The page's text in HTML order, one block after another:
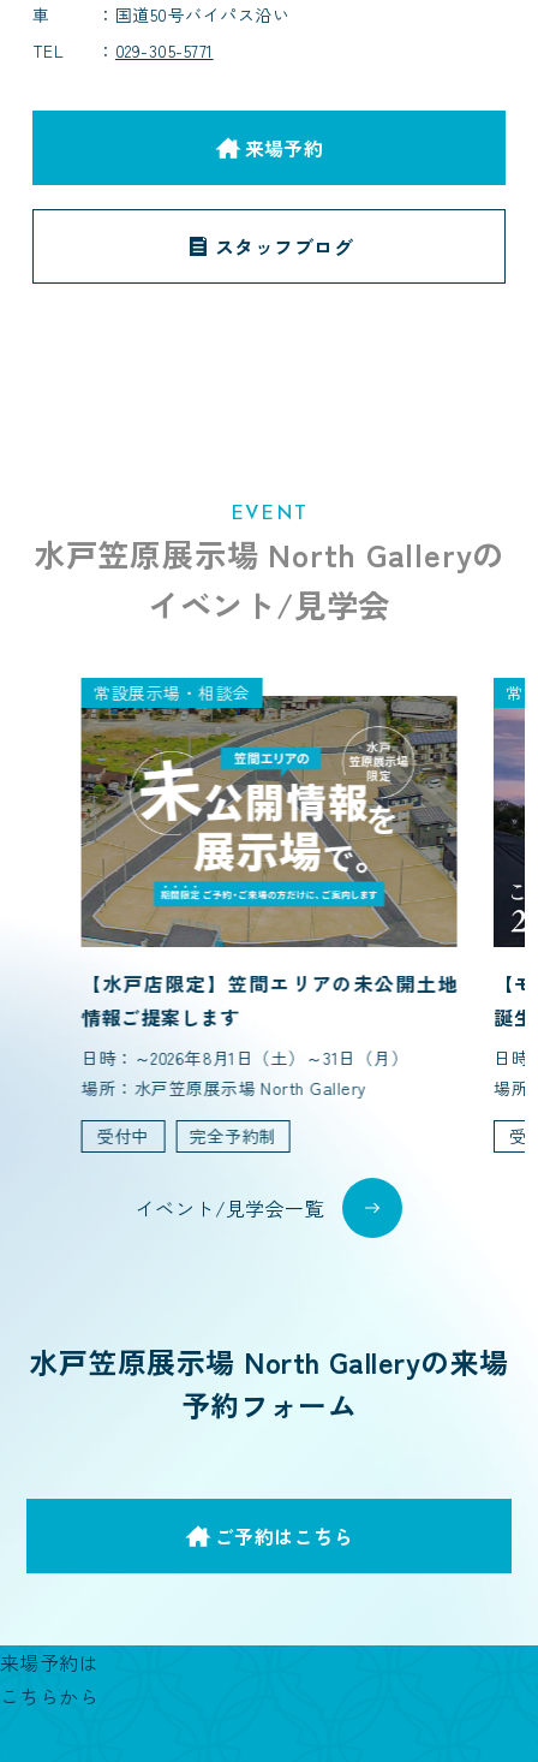
車
国道50号バイパス沿い
TEL
029-305-5771
来場予約
スタッフブログ
EVENT
水戸笠原展示場 North Galleryの
イベント/見学会
常設展示場・相談会
【水戸店限定】笠間エリアの未公開土地
情報ご提案します
日時：～2026年8月1日（土）～31日（月）
場所：水戸笠原展示場 North Gallery
受付中
完全予約制
常
【
誕
日時
場所
受
イベント/見学会一覧
水戸笠原展示場 North Galleryの来場
予約フォーム
ご予約はこちら
来場予約は
こちらから